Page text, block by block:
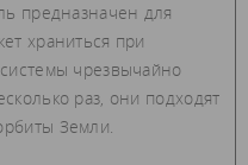
предназначен для
храниться при
чрезвычайно
раз, они подходят
Земли.